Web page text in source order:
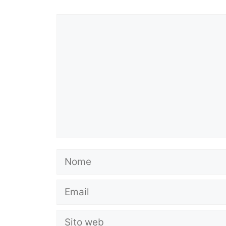
Nome
Email
Sito